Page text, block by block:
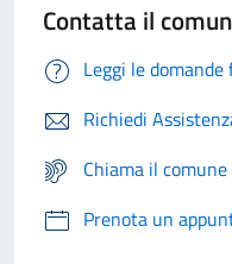
Contatta il
Leggi le
Richiedi
Chiama il
Prenota un